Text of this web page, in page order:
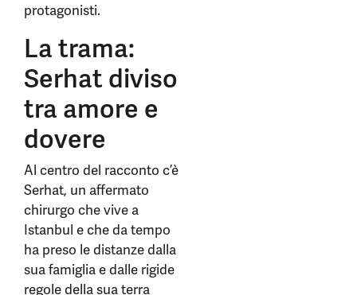
protagonisti.
La trama:
Serhat diviso
tra amore e
dovere
Al centro del racconto c’è
Serhat, un affermato
chirurgo che vive a
Istanbul e che da tempo
ha preso le distanze dalla
sua famiglia e dalle rigide
regole della sua terra